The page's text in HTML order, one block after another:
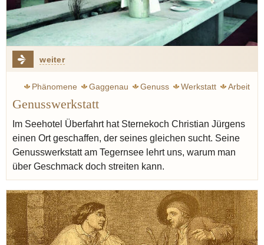
weiter
Phänomene Gaggenau Genuss Werkstatt
Arbeit
Vilgis thomas
Geschmack
Genusswerkstatt
Im Seehotel Überfahrt hat Sternekoch Christian Jürgens
einen Ort geschaffen, der seines gleichen sucht. Seine
Genusswerkstatt am Tegernsee lehrt uns, warum man
über Geschmack doch streiten kann.